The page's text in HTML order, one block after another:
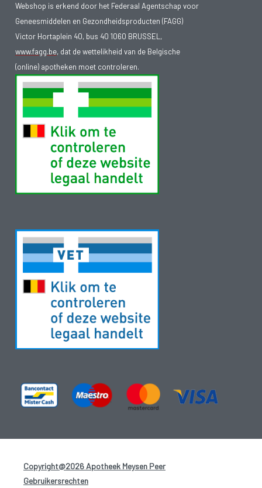
Webshop is erkend door het Federaal Agentschap voor
Geneesmiddelen en Gezondheidsproducten (FAGG)
Victor Hortaplein 40, bus 40 1060 BRUSSEL,
www.fagg.be, dat de wettelikheid van de Belgische
(online) apotheken moet controleren.
Copyright@2026 Apotheek Meysen Peer
Gebruikersrechten